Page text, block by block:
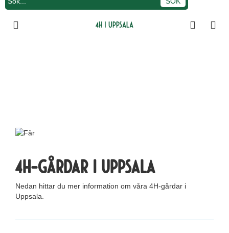
4H i Uppsala
4H-gårdar i Uppsala
Nedan hittar du mer information om våra 4H-gårdar i
Uppsala.